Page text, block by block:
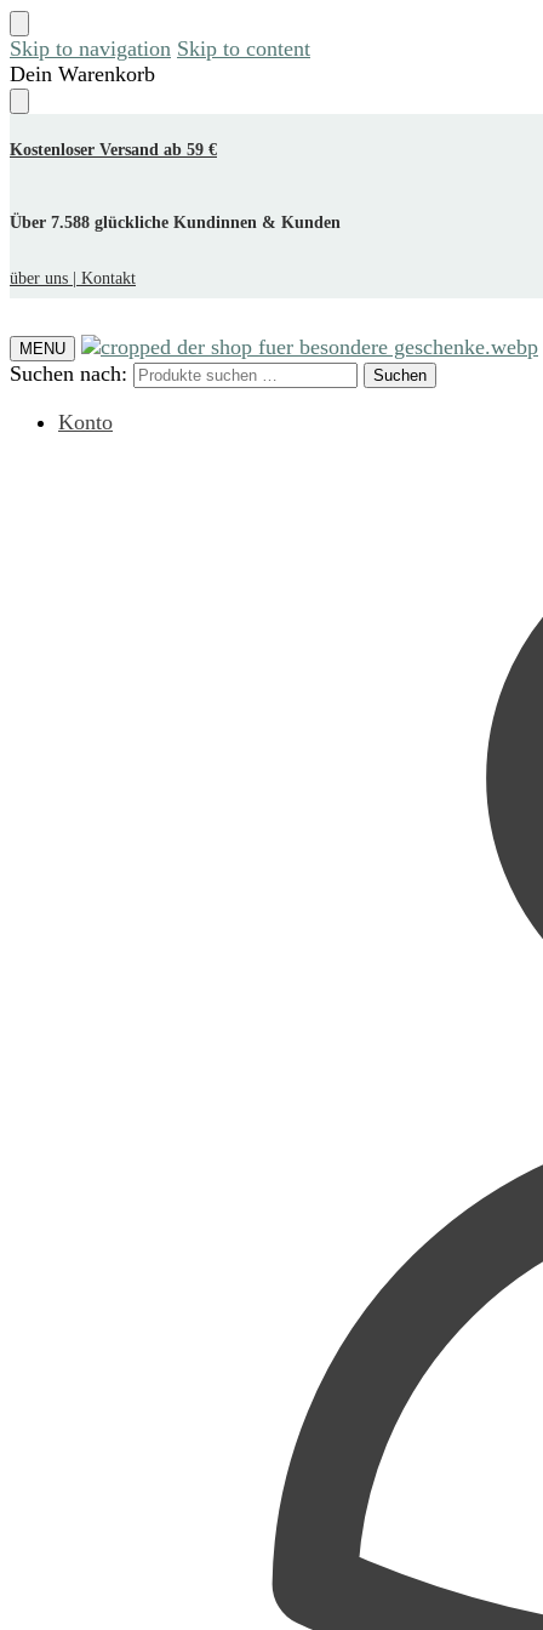
Skip to navigation Skip to content
Dein Warenkorb
Kostenloser Versand ab 59 €
Über 7.588 glückliche Kundinnen & Kunden
über uns | Kontakt
MENU
Suchen nach: Suchen
Konto